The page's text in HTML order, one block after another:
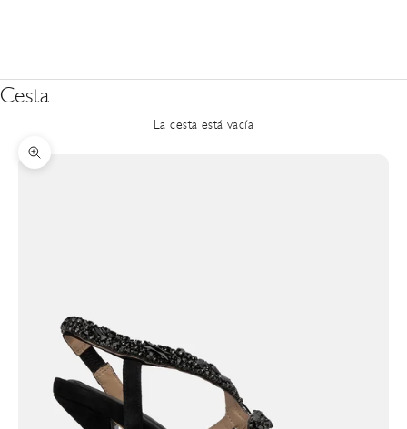
Cesta
La cesta está vacía
Zoom